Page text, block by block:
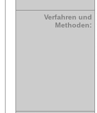
Verfahren und
Methoden: